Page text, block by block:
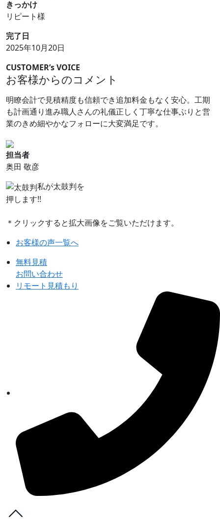
きっかけ
リピート様
完了日
2025年10月20日
CUSTOMER’s VOICE
お客様からのコメント
明瞭会計で見積精度も信頼でき追加料金もなく安心。工期
も計画通り進み職人さんの礼儀正しく丁寧な仕事ぶりと営
業のきめ細やかなフォローに大変満足です。
担当者
奥田 敬彦
私が太鼓判を
押します!!
＊クリックすると拡大画像をご覧いただけます。
お客様の声一覧へ
無料見積
お問い合わせ
リモート見積もり